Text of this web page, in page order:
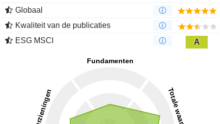
Globaal
Kwaliteit van de publicaties
ESG MSCI
A